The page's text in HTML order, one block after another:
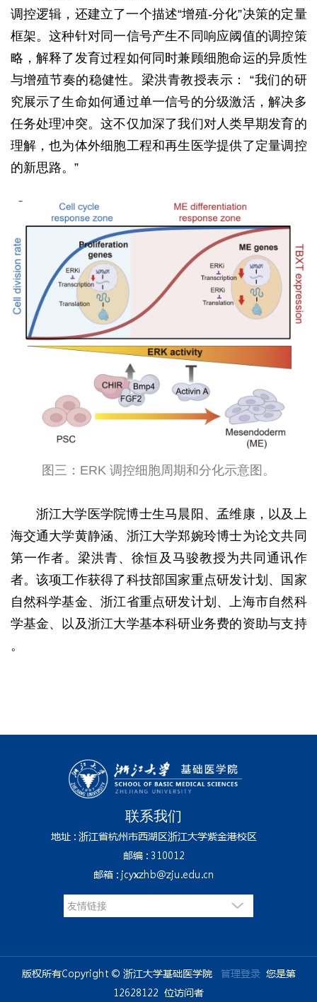
调控逻辑，还建立了一个描述“增殖-分化”决策的定量
框架。这种针对同一信号产生不同响应阈值的调控策
略，解释了发育过程如何同时兼顾细胞命运的异质性
与增殖节奏的稳健性。梁洪青教授表示： “我们的研
究展示了生命如何通过单一信号的分级激活，解决多
任务处理冲突。这不仅加深了我们对人类早期发育的
理解，也为体外细胞工程和再生医学提供了定量调控
的新思路。”
图三：ERK 调控细胞周期和分化示意图。
浙江大学医学院博士生马晨阳、孟维康，以及上
海交通大学黄静涵、浙江大学郑婉玲博士为论文共同
第一作者。梁洪青、徐恒及马骏教授为共同通讯作
者。该项工作获得了科技部国家重点研发计划、国家
自然科学基金、浙江省重点研发计划、上海市自然科
学基金、以及浙江大学基本科研业务费的资助与支持
。
联系我们
地址 : 浙江省杭州市西湖区浙江大学紫金港校区
邮编 : 310012
邮箱 : jcyxzhb@zju.edu.cn
版权所有Copyright © 浙江大学基础医学院 管理登录您是第
12628122 位访问者